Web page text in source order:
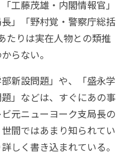
工藤茂雄・内閣情報官」
」「野村覚・警察庁総括
たりは実在人物との類推
らない。
新設問題」や、「盛永学
」などは、すぐにあの事
元ニューヨーク支局長の
間ではあまり知られてい
しく書き込まれている。